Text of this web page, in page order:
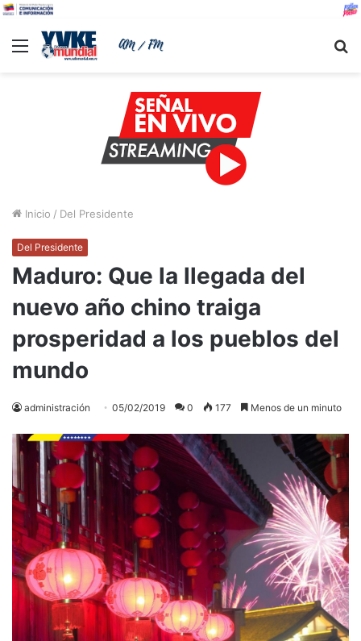
Menu
Inicio / Del Presidente
Del Presidente
Maduro: Que la llegada del
nuevo año chino traiga
prosperidad a los pueblos del
mundo
administración 05/02/2019 0 177 Menos de un minuto